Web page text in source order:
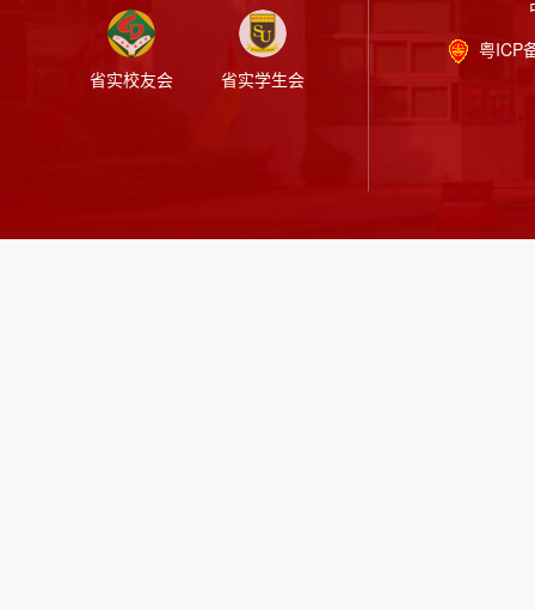
省实校友会 省实学生会
粤ICP